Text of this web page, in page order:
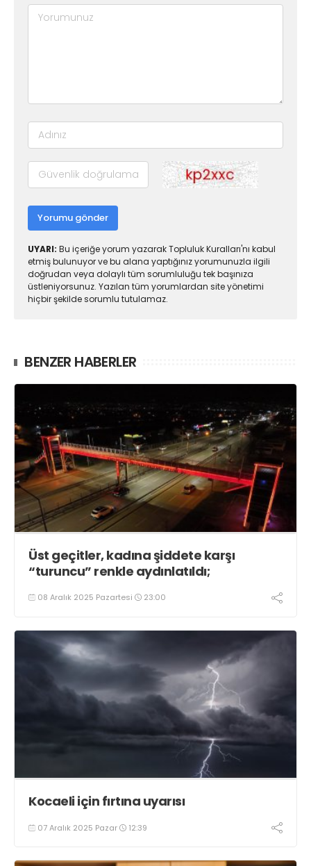
Yorumu gönder
UYARI: Bu içeriğe yorum yazarak Topluluk Kuralları'nı kabul
etmiş bulunuyor ve bu alana yaptığınız yorumunuzla ilgili
doğrudan veya dolaylı tüm sorumluluğu tek başınıza
üstleniyorsunuz. Yazılan tüm yorumlardan site yönetimi
hiçbir şekilde sorumlu tutulamaz.
BENZER HABERLER
Üst geçitler, kadına şiddete karşı
“turuncu” renkle aydınlatıldı;
08 Aralık 2025 Pazartesi 23:00
Kocaeli için fırtına uyarısı
07 Aralık 2025 Pazar 12:39